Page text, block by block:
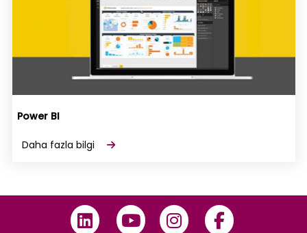
Power BI
Daha fazla bilgi